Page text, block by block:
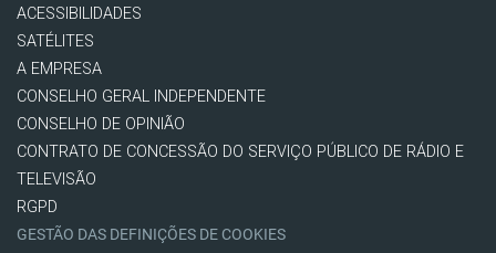
ACESSIBILIDADES
SATÉLITES
A EMPRESA
CONSELHO GERAL INDEPENDENTE
CONSELHO DE OPINIÃO
CONTRATO DE CONCESSÃO DO SERVIÇO PÚBLICO DE RÁDIO E
TELEVISÃO
RGPD
GESTÃO DAS DEFINIÇÕES DE COOKIES